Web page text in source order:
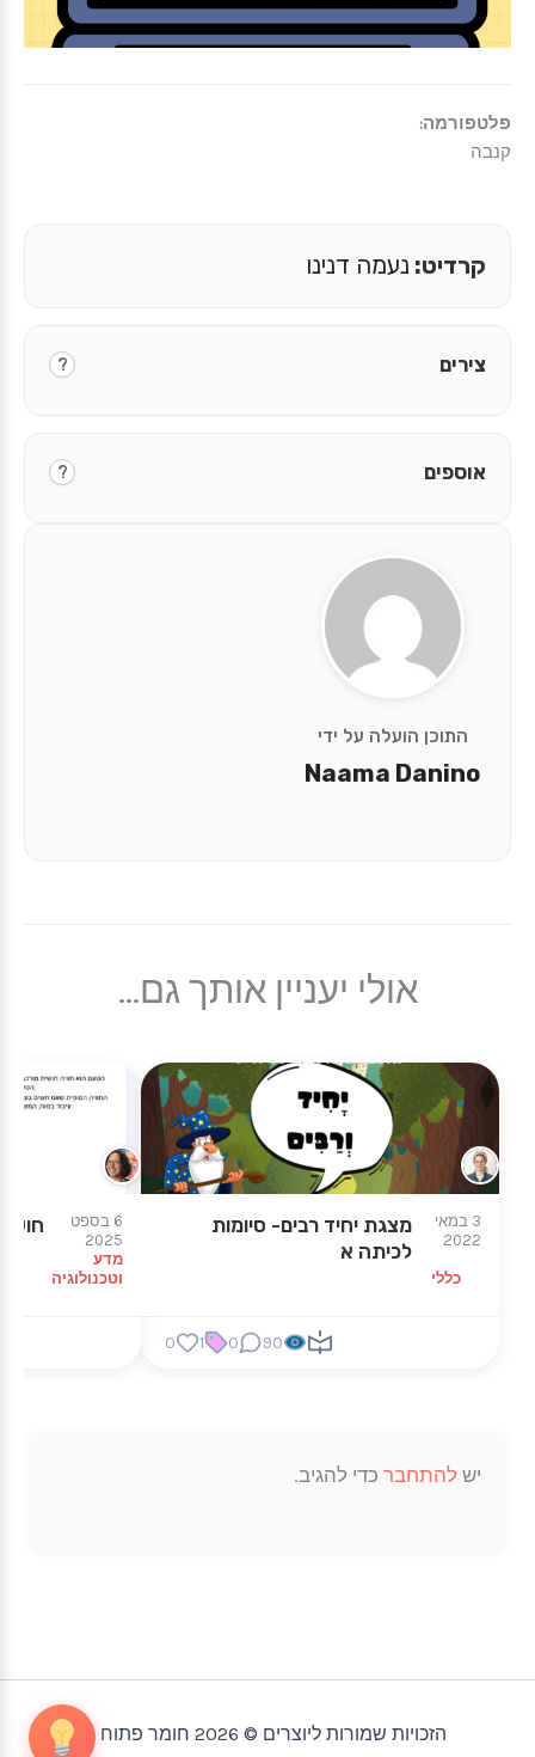
פלטפורמה:
קנבה
התוכן הועלה על ידי
Naama Danino
קרדיט: נעמה דנינו
צירים ?
אוספים ?
אולי יעניין אותך גם...
3 במאי
2022
כללי
מצגת יחיד רבים- סיומות
לכיתה א
90
0
1
0
6 בספט
2025
מדע
וטכנולוגיה
חוש
יש להתחבר כדי להגיב.
הזכויות שמורות ליוצרים © 2026 חומר פתוח |